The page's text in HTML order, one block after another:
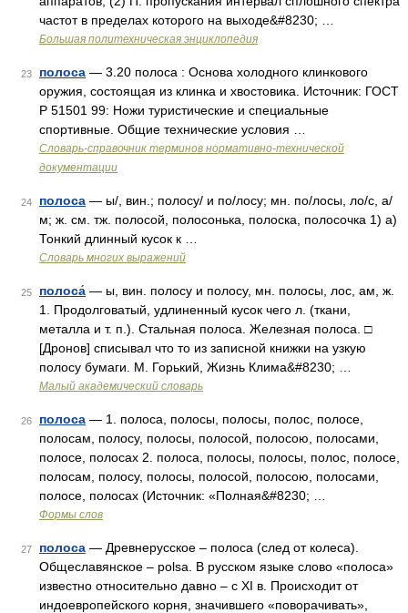
частот в пределах которого на выходе&#8230; …
Большая политехническая энциклопедия
23 полоса — 3.20 полоса : Основа холодного клинкового
оружия, состоящая из клинка и хвостовика. Источник: ГОСТ
Р 51501 99: Ножи туристические и специальные
спортивные. Общие технические условия …
Словарь-справочник терминов нормативно-технической
документации
24 полоса — ы/, вин.; полосу/ и по/лосу; мн. по/лосы, ло/с, а/
м; ж. см. тж. полосой, полосонька, полоска, полосочка 1) а)
Тонкий длинный кусок к …
Словарь многих выражений
25 полоса́ — ы, вин. полосу и полосу, мн. полосы, лос, ам, ж.
1. Продолговатый, удлиненный кусок чего л. (ткани,
металла и т. п.). Стальная полоса. Железная полоса. □
[Дронов] списывал что то из записной книжки на узкую
полосу бумаги. М. Горький, Жизнь Клима&#8230; …
Малый академический словарь
26 полоса — 1. полоса, полосы, полосы, полос, полосе,
полосам, полосу, полосы, полосой, полосою, полосами,
полосе, полосах 2. полоса, полосы, полосы, полос, полосе,
полосам, полосу, полосы, полосой, полосою, полосами,
полосе, полосах (Источник: «Полная&#8230; …
Формы слов
27 полоса — Древнерусское – полоса (след от колеса).
Общеславянское – polsa. В русском языке слово «полоса»
известно относительно давно – с XI в. Происходит от
индоевропейского корня, значившего «поворачивать»,